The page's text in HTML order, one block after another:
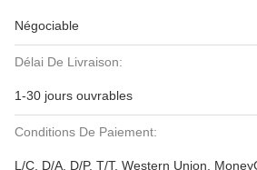
Négociable
Délai De Livraison:
1-30 jours ouvrables
Conditions De Paiement:
L/C, D/A, D/P, T/T, Western Union,